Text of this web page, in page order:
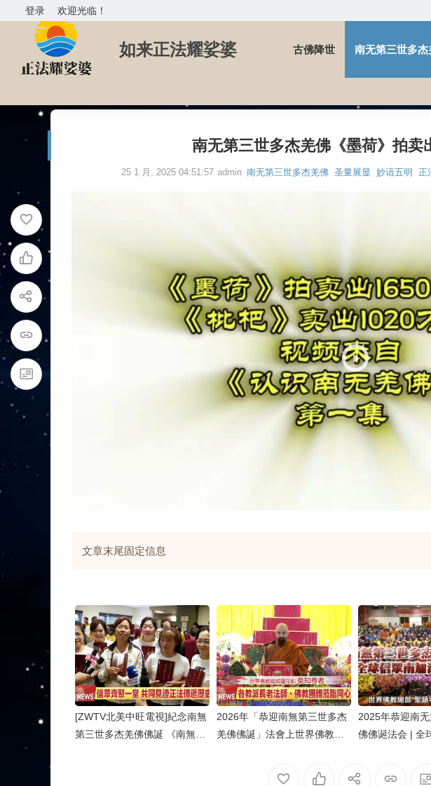
欢迎光临！
登录
如来正法耀娑婆 古佛降世 南无第三世多杰
南无第三世多杰羌佛《墨荷》拍卖
25 1 月, 2025 04:51:57 admin 南无第三世多杰羌佛 圣量展显 妙谙五明 正
文章末尾固定信息
[ZWTV北美中旺電視]紀念南無
第三世多杰羌佛佛誕 《南無第
2026年「恭迎南無第三世多杰
羌佛佛誕」法會上世界佛教總
2025年恭迎南
佛佛诞法会 | 全